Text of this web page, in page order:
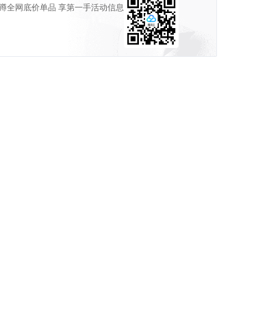
全网底价单品 享第一手活动信息